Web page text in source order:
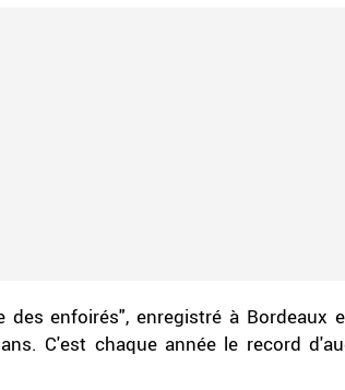
enfoirés", enregistré à Bordeaux
C'est chaque année le record